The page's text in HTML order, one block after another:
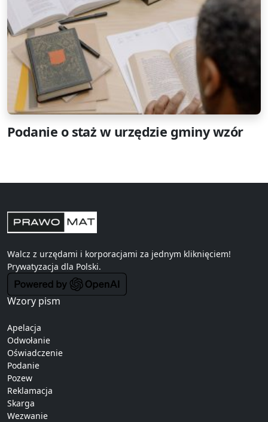
Podanie o staż w urzędzie gminy wzór
Walcz z urzędami i korporacjami za jednym kliknięciem!
Prywatyzacja dla Polski.
Wzory pism
Apelacja
Odwołanie
Oświadczenie
Podanie
Pozew
Reklamacja
Skarga
Wezwanie